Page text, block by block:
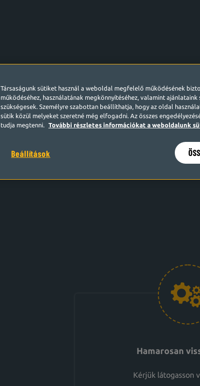
Hamarosan
Kérjük látogasson
Társaságunk sütiket használ a weboldal megfelelő működésének
működéséhez, használatának megkönnyítéséhez, valamint
szükségesek. Személyre szabottan beállíthatja, hogy az oldal
sütik közül melyeket szeretné még elfogadni. Az összes
tudja megtenni.
További részletes információkat a weboldalunk
Beállítások